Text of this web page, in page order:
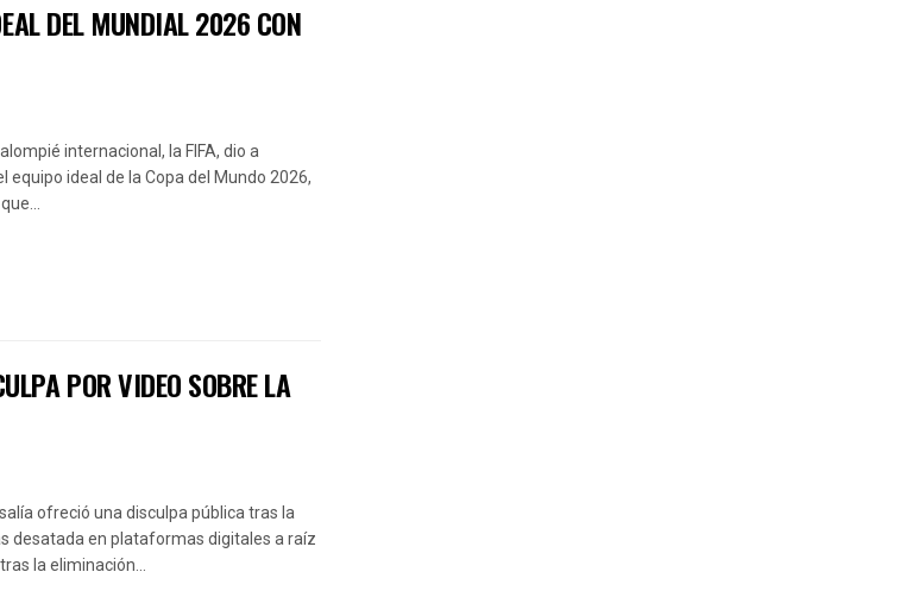
DEL MUNDIAL 2026 CON
internacional, la FIFA, dio a
equipo ideal de la Copa del Mundo 2026,
POR VIDEO SOBRE LA
ofreció una disculpa pública tras la
desatada en plataformas digitales a raíz
la eliminación...